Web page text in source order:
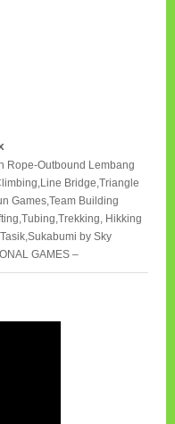
Rope-Outbound Lembang
Bridge,Triangle
Games,Team Building
Hikking
by Sky
GAMES –